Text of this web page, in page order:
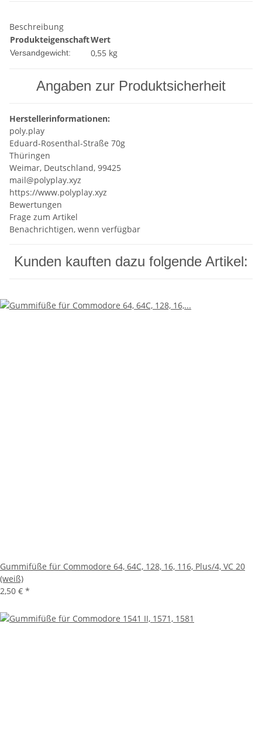
Beschreibung
ProdukteigenschaftWert
Versandgewicht: 0,55 kg
Angaben zur Produktsicherheit
Herstellerinformationen:
poly.play
Eduard-Rosenthal-Straße 70g
Thüringen
Weimar, Deutschland, 99425
mail@polyplay.xyz
https://www.polyplay.xyz
Bewertungen
Frage zum Artikel
Benachrichtigen, wenn verfügbar
Kunden kauften dazu folgende Artikel:
Gummifüße für Commodore 64, 64C, 128, 16, 116, Plus/4, VC 20
(weiß)
2,50 € *